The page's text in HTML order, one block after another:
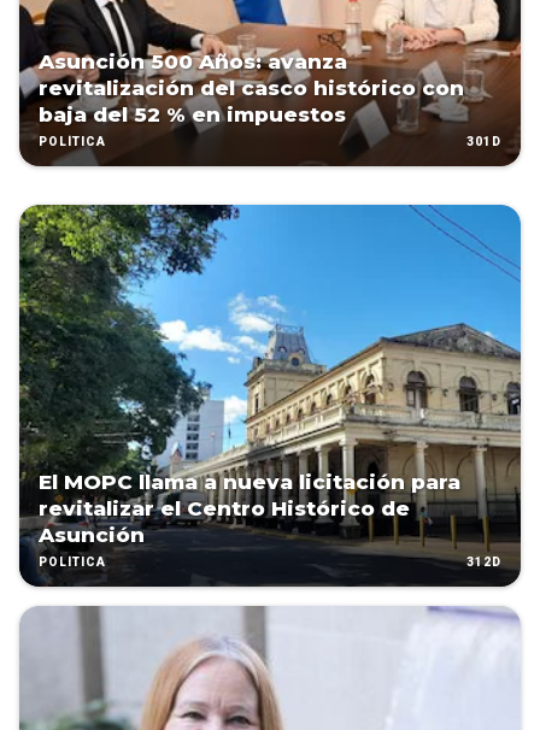
Asunción 500 Años: avanza
revitalización del casco histórico con
baja del 52 % en impuestos
POLÍTICA 301D
El MOPC llama a nueva licitación para
revitalizar el Centro Histórico de
Asunción
POLÍTICA 312D